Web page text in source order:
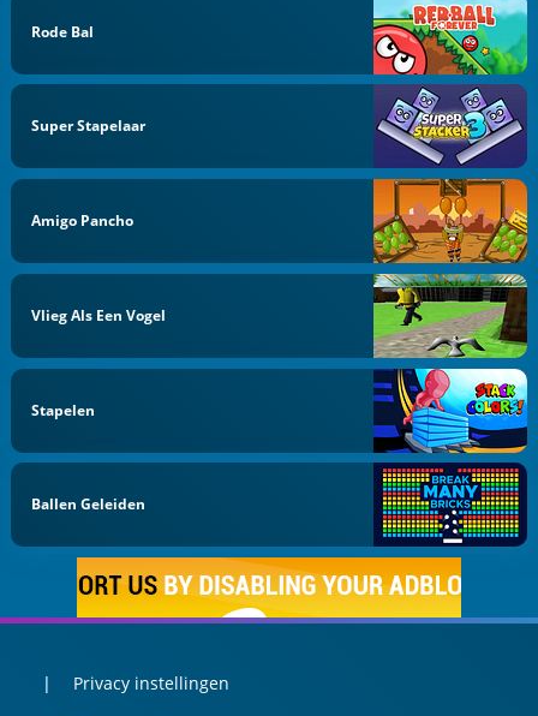
Rode Bal
Super Stapelaar
Amigo Pancho
Vlieg Als Een Vogel
Stapelen
Ballen Geleiden
Privacy instellingen